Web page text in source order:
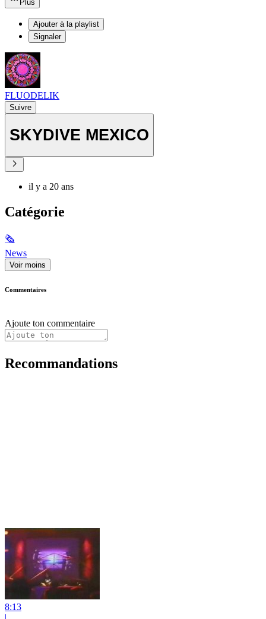
Plus
Ajouter à la playlist
Signaler
FLUODELIK
Suivre
SKYDIVE MEXICO
il y a 20 ans
Catégorie
🗞
News
Voir moins
Commentaires
Ajoute ton commentaire
Recommandations
8:13